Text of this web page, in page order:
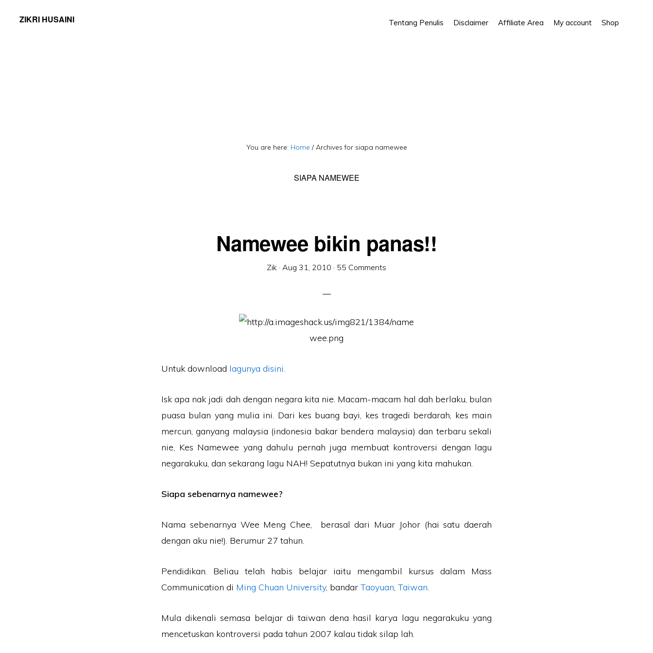
ZIKRI HUSAINI Tentang Penulis Disclaimer Affiliate Area My account Shop
You are here: Home /Archives for siapa namewee
SIAPA NAMEWEE
Namewee bikin panas!!
Zik · Aug 31, 2010 · 55 Comments
Untuk download lagunya disini.
Isk apa nak jadi dah dengan negara kita nie. Macam-macam hal dah berlaku, bulan
puasa bulan yang mulia ini. Dari kes buang bayi, kes tragedi berdarah, kes main
mercun, ganyang malaysia (indonesia bakar bendera malaysia) dan terbaru sekali
nie, Kes Namewee yang dahulu pernah juga membuat kontroversi dengan lagu
negarakuku, dan sekarang lagu NAH! Sepatutnya bukan ini yang kita mahukan.
Siapa sebenarnya namewee?
Nama sebenarnya Wee Meng Chee, berasal dari Muar Johor (hai satu daerah
dengan aku nie!). Berumur 27 tahun.
Pendidikan. Beliau telah habis belajar iaitu mengambil kursus dalam Mass
Communication di Ming Chuan University, bandar Taoyuan, Taiwan.
Mula dikenali semasa belajar di taiwan dena hasil karya lagu negarakuku yang
mencetuskan kontroversi pada tahun 2007 kalau tidak silap lah.